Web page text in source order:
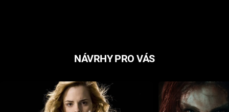
NÁVRHY PRO VÁS